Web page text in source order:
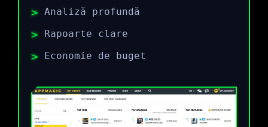
Analiză profundă
Rapoarte clare
Economie de buget